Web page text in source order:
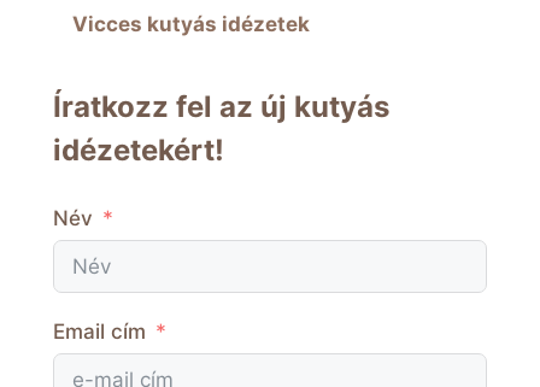
Vicces kutyás idézetek
Íratkozz fel az új kutyás
idézetekért!
Név
Email cím